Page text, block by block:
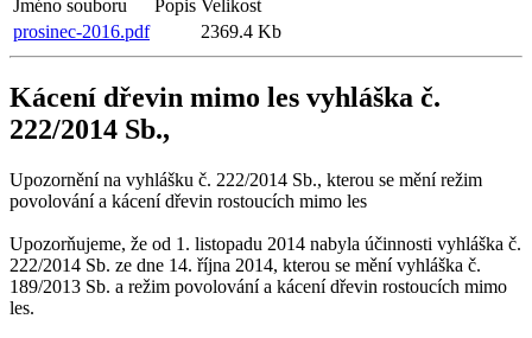
Jméno souboru
Popis Velikost
prosinec-2016.pdf
2369.4 Kb
Kácení dřevin mimo les vyhláška č.
222/2014 Sb.,
Upozornění na vyhlášku č. 222/2014 Sb., kterou se mění režim
povolování a kácení dřevin rostoucích mimo les
Upozorňujeme, že od 1. listopadu 2014 nabyla účinnosti vyhláška č.
222/2014 Sb. ze dne 14. října 2014, kterou se mění vyhláška č.
189/2013 Sb. a režim povolování a kácení dřevin rostoucích mimo
les.